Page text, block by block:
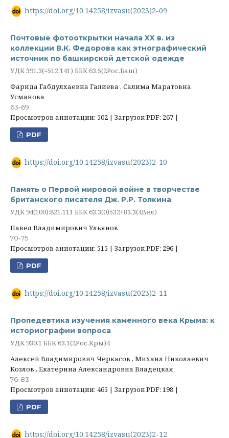
https://doi.org/10.14258/izvasu(2023)2-09
Почтовые фотооткрытки начала XX в. из
коллекции В.К. Федорова как этнографический
источник по башкирской детской одежде
УДК 391.3(=512.141) ББК 63.5(2Рос.Баш)
Фарида Габдулхаевна Галиева , Салима Маратовна
Усманова
63-69
Просмотров аннотации: 502 | Загрузок PDF: 267 |
PDF
https://doi.org/10.14258/izvasu(2023)2-10
Память о Первой мировой войне в творчестве
британского писателя Дж. P.P. Толкина
УДК 94(100):821.111 ББК 63.3(0)532+83.3(4Вел)
Павел Владимирович Ульянов
70-75
Просмотров аннотации: 515 | Загрузок PDF: 296 |
PDF
https://doi.org/10.14258/izvasu(2023)2-11
Пропедевтика изучения каменного века Крыма: к
историографии вопроса
УДК 930.1 ББК 63.1(2Рос.Кры)4
Алексей Владимирович Черкасов , Михаил Николаевич
Козлов , Екатерина Александровна Владецкая
76-83
Просмотров аннотации: 465 | Загрузок PDF: 198 |
PDF
https://doi.org/10.14258/izvasu(2023)2-12